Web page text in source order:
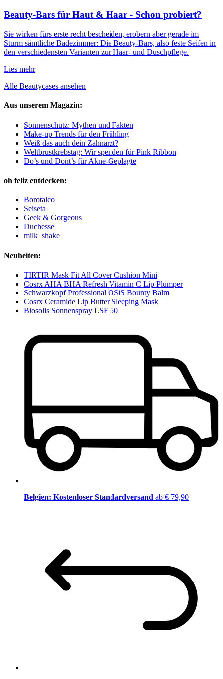
Beauty-Bars für Haut & Haar - Schon probiert?
Sie wirken fürs erste recht bescheiden, erobern aber gerade im
Sturm sämtliche Badezimmer: Die Beauty-Bars, also feste Seifen in
den verschiedensten Varianten zur Haar- und Duschpflege.
Lies mehr
Alle Beautycases ansehen
Aus unserem Magazin:
Sonnenschutz: Mythen und Fakten
Make-up Trends für den Frühling
Weiß das auch dein Zahnarzt?
Weltbrustkrebstag: Wir spenden für Pink Ribbon
Do’s und Dont’s für Akne-Geplagte
oh feliz entdecken:
Borotalco
Seiseta
Geek & Gorgeous
Duchesse
milk_shake
Neuheiten:
TIRTIR Mask Fit All Cover Cushion Mini
Cosrx AHA BHA Refresh Vitamin C Lip Plumper
Schwarzkopf Professional OSiS Bounty Balm
Cosrx Ceramide Lip Butter Sleeping Mask
Biosolis Sonnenspray LSF 50
Belgien: Kostenloser Standardversand ab € 79,90